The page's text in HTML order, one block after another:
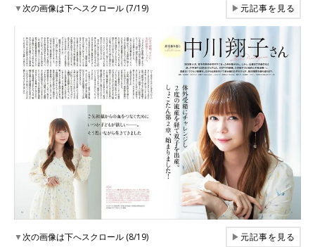
▼次の画像は下へスクロール (7/19) ▶元記事を見る
▼次の画像は下へスクロール (8/19) ▶元記事を見る